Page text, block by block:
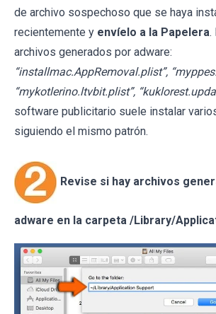
de archivo sospechoso que se haya
recientemente y envíelo a la Papelera.
archivos generados por adware:
“installmac.AppRemoval.plist”,
“mykotlerino.ltvbit.plist”,
software publicitario suele instalar
siguiendo el mismo patrón.
Revise si hay archivos
adware en la carpeta /Library/